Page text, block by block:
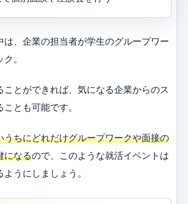
は、企業の担当者が学生のグループワー
。
ことができれば、気になる企業からのス
とも可能です。
うちにどれだけグループワークや面接の
になるので、このような就活イベントは
うにしましょう。